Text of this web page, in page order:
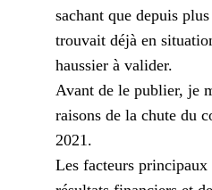
sachant que depuis
trouvait déjà en
haussier à valider.
Avant de le publier, je
raisons de la chute du
2021.
Les facteurs principaux